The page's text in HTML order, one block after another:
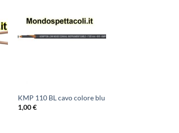
KMP 110 BL cavo colore blu
1,00€